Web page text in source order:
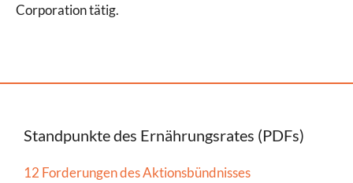
Corporation tätig.
Standpunkte des Ernährungsrates (PDFs)
12 Forderungen des Aktionsbündnisses